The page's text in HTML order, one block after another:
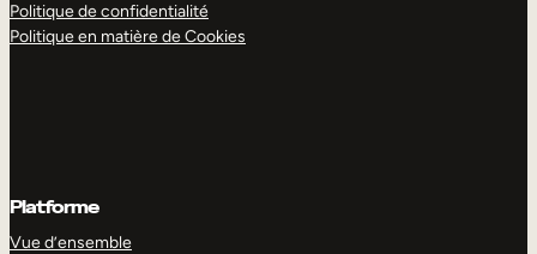
Politique de confidentialité
Politique en matière de Cookies
Platforme
Vue d’ensemble